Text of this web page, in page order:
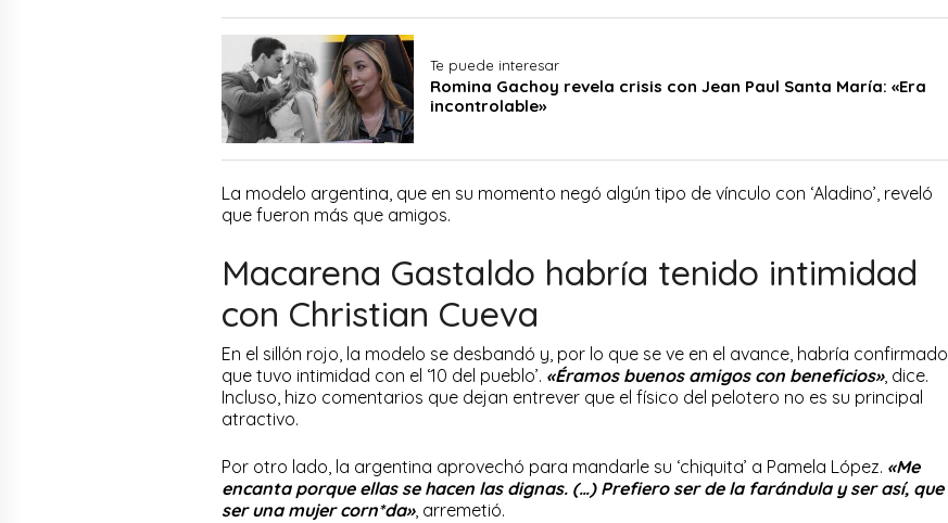
Te puede interesar
Romina Gachoy revela crisis con Jean Paul Santa María: «Era
incontrolable»
La modelo argentina, que en su momento negó algún tipo de vínculo con ‘Aladino’, reveló
que fueron más que amigos.
Macarena Gastaldo habría tenido intimidad
con Christian Cueva
En el sillón rojo, la modelo se desbandó y, por lo que se ve en el avance, habría confirmado
que tuvo intimidad con el ‘10 del pueblo’. «Éramos buenos amigos con beneficios», dice.
Incluso, hizo comentarios que dejan entrever que el físico del pelotero no es su principal
atractivo.
Por otro lado, la argentina aprovechó para mandarle su ‘chiquita’ a Pamela López. «Me
encanta porque ellas se hacen las dignas. (…) Prefiero ser de la farándula y ser así, que
ser una mujer corn*da», arremetió.